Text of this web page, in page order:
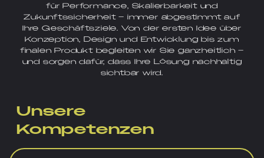
für Performance, Skalierbarkeit und
Zukunftssicherheit – immer abgestimmt auf
Ihre Geschäftsziele. Von der ersten Idee über
Konzeption, Design und Entwicklung bis zum
finalen Produkt begleiten wir Sie ganzheitlich –
und sorgen dafür, dass Ihre Lösung nachhaltig
sichtbar wird.
Unsere
Kompetenzen